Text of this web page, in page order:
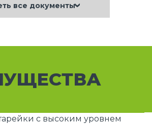
все документы
с высоким уровнем